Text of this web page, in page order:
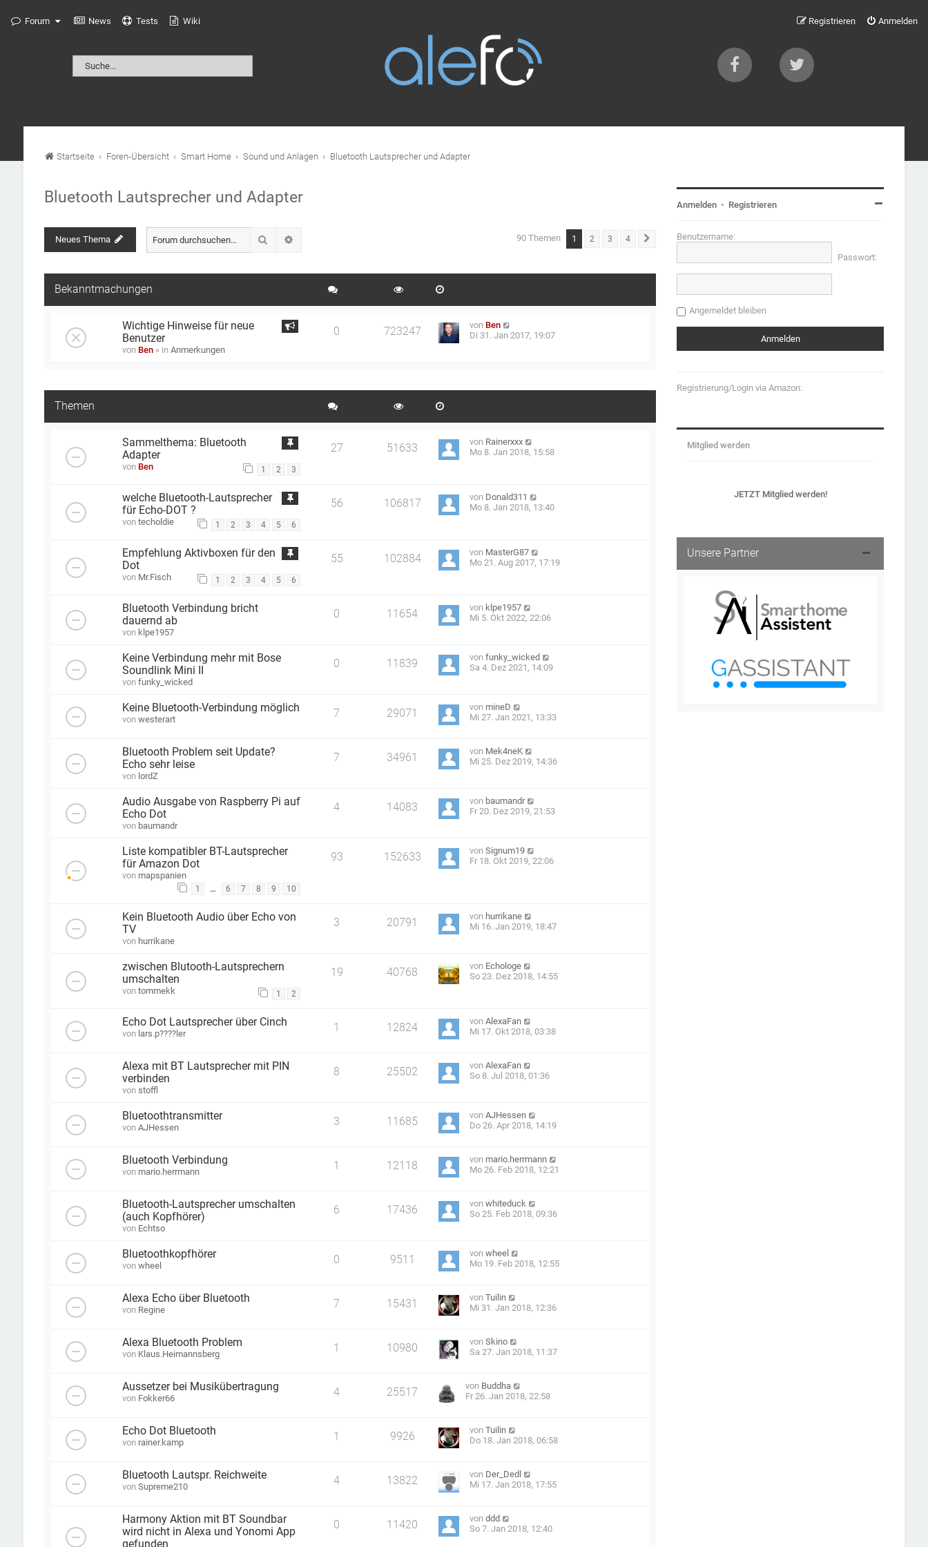
Forum News Tests Wiki Anmelden
Registrieren
Startseite Foren-Übersicht Smart Home Sound und Anlagen Bluetooth Lautsprecher und Adapter
Bluetooth Lautsprecher und Adapter
Neues Thema Suche 90 Themen 1 2 3 4 Nächste
Bekanntmachungen
Wichtige Hinweise für neue
Benutzer
von Ben » in Anmerkungen
0 723247
von Ben
Di 31. Jan 2017, 19:07
Themen
Sammelthema: Bluetooth
Adapter
von Ben 1 2 3
27 51633
von Rainerxxx
Mo 8. Jan 2018, 15:58
welche Bluetooth-Lautsprecher
für Echo-DOT ?
von techoldie 1 2 3 4 5 6
56 106817
von Donald311
Mo 8. Jan 2018, 13:40
Empfehlung Aktivboxen für den
Dot
von Mr.Fisch 1 2 3 4 5 6
55 102884
von MasterG87
Mo 21. Aug 2017, 17:19
Bluetooth Verbindung bricht
dauernd ab
von klpe1957
0 11654
von klpe1957
Mi 5. Okt 2022, 22:06
Keine Verbindung mehr mit Bose
Soundlink Mini II
von funky_wicked
0 11839
vonfunky_wicked
Sa 4. Dez 2021, 14:09
Keine Bluetooth-Verbindung möglich
von westerart 7 29071
von mineD
Mi 27. Jan 2021, 13:33
Bluetooth Problem seit Update?
Echo sehr leise
von lordZ
7 34961
von Mek4neK
Mi 25. Dez 2019, 14:36
Audio Ausgabe von Raspberry Pi auf
Echo Dot
von baumandr
4 14083
von baumandr
Fr 20. Dez 2019, 21:53
Liste kompatibler BT-Lautsprecher
für Amazon Dot
von mapspanien
1 … 6 7 8 9 10
93 152633
vonSignum19
Fr 18. Okt 2019, 22:06
Kein Bluetooth Audio über Echo von
TV
von hurrikane
3 20791
von hurrikane
Mi 16. Jan 2019, 18:47
zwischen Blutooth-Lautsprechern
umschalten
von tommekk 1 2
19 40768
von Echologe
So 23. Dez 2018, 14:55
Echo Dot Lautsprecher über Cinch
von lars.p????ler 1 12824
vonAlexaFan
Mi 17. Okt 2018, 03:38
Alexa mit BT Lautsprecher mit PIN
verbinden
von stoffl
8 25502
vonAlexaFan
So 8. Jul 2018, 01:36
Bluetoothtransmitter
von AJHessen 3 11685
vonAJHessen
Do 26. Apr 2018, 14:19
Bluetooth Verbindung
von mario.herrmann 1 12118
von mario.herrmann
Mo 26. Feb 2018, 12:21
Bluetooth-Lautsprecher umschalten
(auch Kopfhörer)
von Echtso
6 17436
vonwhiteduck
So 25. Feb 2018, 09:36
Bluetoothkopfhörer
von wheel 0 9511
vonwheel
Mo 19. Feb 2018, 12:55
Alexa Echo über Bluetooth
von Regine 7 15431
vonTuilin
Mi 31. Jan 2018, 12:36
Alexa Bluetooth Problem
von Klaus.Heimannsberg 1 10980
vonSkino
Sa 27. Jan 2018, 11:37
Aussetzer bei Musikübertragung
von Fokker66 4 25517
von Buddha
Fr 26. Jan 2018, 22:58
Echo Dot Bluetooth
von rainer.kamp 1 9926
vonTuilin
Do 18. Jan 2018, 06:58
Bluetooth Lautspr. Reichweite
von Supreme210 4 13822
von Der_Dedl
Mi 17. Jan 2018, 17:55
Harmony Aktion mit BT Soundbar
wird nicht in Alexa und Yonomi App
gefunden
0 11420
vonddd
So 7. Jan 2018, 12:40
Anmelden • Registrieren
Benutzername:
Passwort:
Angemeldet bleiben
Registrierung/Login via Amazon:
Mitglied werden
JETZT Mitglied werden!
Unsere Partner